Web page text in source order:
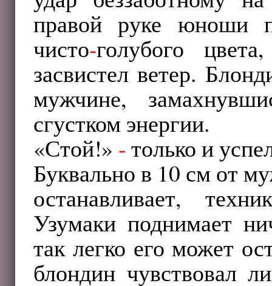
правой руке юноши
чисто-голубого
засвистел ветер.
мужчине,
сгустком энергии.
«Стой!» -только и
Буквально в 10 см от
останавливает,
Узумаки поднимает
так легко его может
блондин чувствовал